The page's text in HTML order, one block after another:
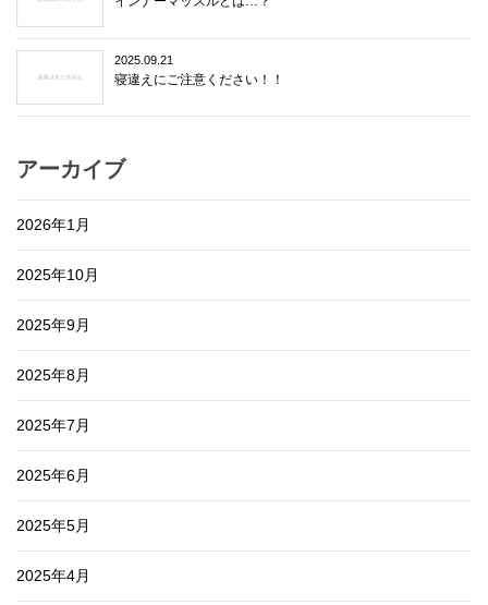
2025.09.21
寝違えにご注意ください！！
アーカイブ
2026年1月
2025年10月
2025年9月
2025年8月
2025年7月
2025年6月
2025年5月
2025年4月